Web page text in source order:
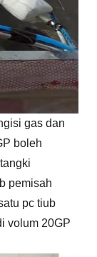
gas dan
boleh
pemisah
pc tiub
volum 20GP